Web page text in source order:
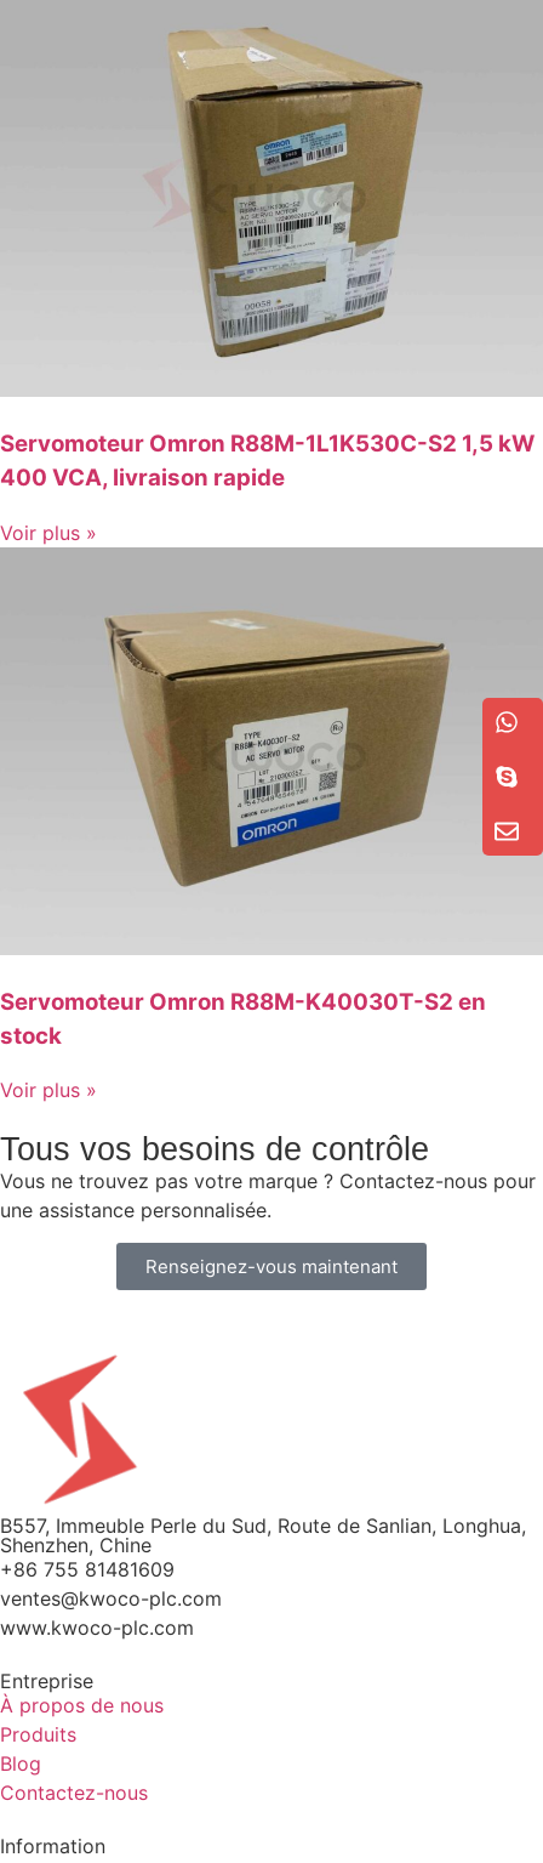
Servomoteur Omron R88M-1L1K530C-S2 1,5 kW
400 VCA, livraison rapide
Voir plus »
Servomoteur Omron R88M-K40030T-S2 en
stock
Voir plus »
Tous vos besoins de contrôle
Vous ne trouvez pas votre marque ? Contactez-nous pour
une assistance personnalisée.
Renseignez-vous maintenant
B557, Immeuble Perle du Sud, Route de Sanlian, Longhua,
Shenzhen, Chine
+86 755 81481609
ventes@kwoco-plc.com
www.kwoco-plc.com
Entreprise
À propos de nous
Produits
Blog
Contactez-nous
Information